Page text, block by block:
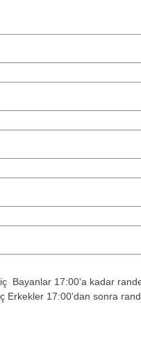
Bayanlar 17:00'a kadar
Erkekler 17:00'dan sonra